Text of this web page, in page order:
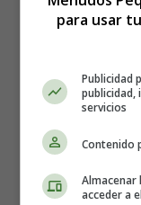
Los
Una postura
beneficios a tu
Máxima
Postura
musculares y
para usar
Publicidad
publicidad,
servicios
Contenido
acceder a